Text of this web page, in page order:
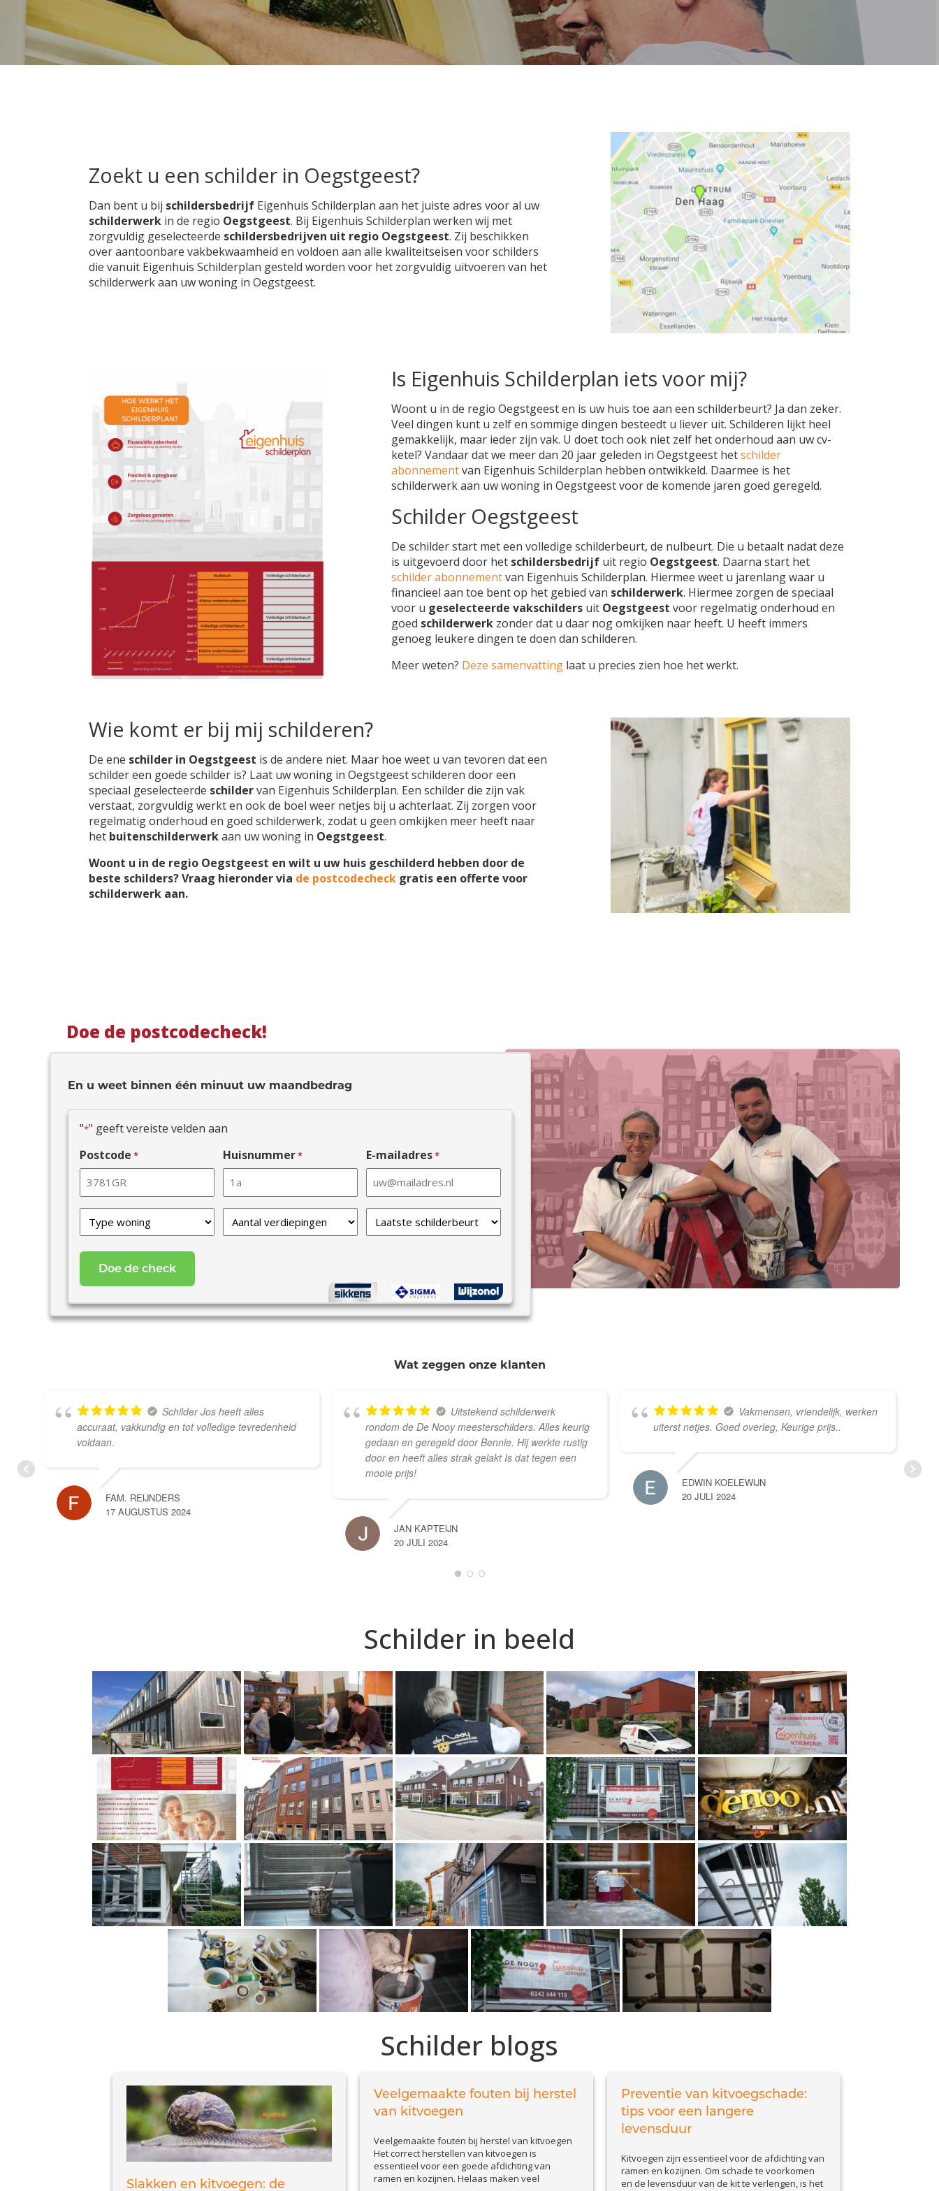
Zoekt u een schilder in Oegstgeest?
Dan bent u bij schildersbedrijf Eigenhuis Schilderplan aan het juiste adres voor al uw
schilderwerk in de regio Oegstgeest. Bij Eigenhuis Schilderplan werken wij met
zorgvuldig geselecteerde schildersbedrijven uit regio Oegstgeest. Zij beschikken
over aantoonbare vakbekwaamheid en voldoen aan alle kwaliteitseisen voor schilders
die vanuit Eigenhuis Schilderplan gesteld worden voor het zorgvuldig uitvoeren van het
schilderwerk aan uw woning in Oegstgeest.
Is Eigenhuis Schilderplan iets voor mij?
Woont u in de regio Oegstgeest en is uw huis toe aan een schilderbeurt? Ja dan zeker.
Veel dingen kunt u zelf en sommige dingen besteedt u liever uit. Schilderen lijkt heel
gemakkelijk, maar ieder zijn vak. U doet toch ook niet zelf het onderhoud aan uw cv-
ketel? Vandaar dat we meer dan 20 jaar geleden in Oegstgeest hetschilder
abonnementvan Eigenhuis Schilderplan hebben ontwikkeld. Daarmee is het
schilderwerk aan uw woning in Oegstgeest voor de komende jaren goed geregeld.
Schilder Oegstgeest
De schilder start met een volledige schilderbeurt, de nulbeurt. Die u betaalt nadat deze
is uitgevoerd door het schildersbedrijf uit regio Oegstgeest. Daarna start het
schilder abonnementvan Eigenhuis Schilderplan. Hiermee weet u jarenlang waar u
financieel aan toe bent op het gebied van schilderwerk. Hiermee zorgen de speciaal
voor u geselecteerde vakschilders uit Oegstgeestvoor regelmatig onderhoud en
goed schilderwerk zonder dat u daar nog omkijken naar heeft. U heeft immers
genoeg leukere dingen te doen dan schilderen.
Meer weten? Deze samenvatting laat u precies zien hoe het werkt.
Wie komt er bij mij schilderen?
De ene schilder in Oegstgeest is de andere niet. Maar hoe weet u van tevoren dat een
schilder een goede schilder is? Laat uw woning in Oegstgeest schilderen door een
speciaal geselecteerde schildervan Eigenhuis Schilderplan. Een schilder die zijn vak
verstaat, zorgvuldig werkt en ook de boel weer netjes bij u achterlaat. Zij zorgen voor
regelmatig onderhoud en goed schilderwerk, zodat u geen omkijken meer heeft naar
het buitenschilderwerkaan uw woning in Oegstgeest.
Woont u in de regio Oegstgeest en wilt u uw huis geschilderd hebben door de
beste schilders? Vraag hieronder via de postcodecheck gratis een offerte voor
schilderwerk aan.
Doe de postcodecheck!
En u weet binnen één minuut uw maandbedrag
"*" geeft vereiste velden aan
Postcode * Huisnummer* E-mailadres*
van
woning
Verdiepingen
schilderbeurt
Wat zeggen onze klanten
Schilder Jos heeft alles
accuraat, vakkundig en tot volledige tevredenheid
voldaan.
FAM. REIJNDERS
17 AUGUSTUS 2024
Uitstekend schilderwerk
rondom de De Nooy meesterschilders. Alles keurig
gedaan en geregeld door Bennie. Hij werkte rustig
door en heeft alles strak gelakt Is dat tegen een
mooie prijs!
JAN KAPTEIJN
20 JULI 2024
Vakmensen, vriendelijk, werken
uiterst netjes. Goed overleg, Keurige prijs..
EDWIN KOELEWIJN
20 JULI 2024
Schilder in beeld
Schilder blogs
Slakken en kitvoegen: de
Veelgemaakte fouten bij herstel
van kitvoegen
Veelgemaakte fouten bij herstel van kitvoegen
Het correct herstellen van kitvoegen is
essentieel voor een goede afdichting van
ramen en kozijnen. Helaas maken veel
Preventie van kitvoegschade:
tips voor een langere
levensduur
Kitvoegen zijn essentieel voor de afdichting van
ramen en kozijnen. Om schade te voorkomen
en de levensduur van de kit te verlengen, is het